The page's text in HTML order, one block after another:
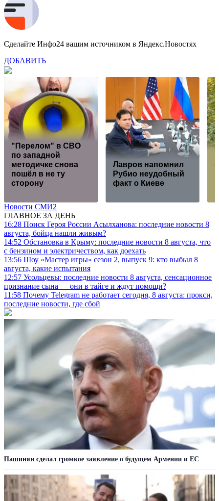
Сделайте Инфо24 вашим источником в Яндекс.Новостях
ДОБАВИТЬ
"Перелом" в СВО
по западной
методичке снова
пошёл в не ту
сторону
Лавров напомнил
Рубио неудобный
факт о Киеве
Новости СМИ2
ГЛАВНОЕ ЗА ДЕНЬ
16:28 Поиск Героя России Асылханова: последние новости 8
августа, бойца нашли живым?
14:52 Обстановка в Крыму: последние новости 8 августа, что
с бензином и электричеством, как доехать
13:56 Шоу «Мастер игры» сезон 2, выпуск 9: кто выбыл 8
августа, какие испытания
12:57 Усольцевы: последние новости 8 августа, сенсационное
признание сына — они в тайге и ждут помощи?
11:58 Почему Telegram не работает сегодня, 8 августа: прокси,
последние новости, где сбой
Пашинян сделал громкое заявление о будущем Армении и ЕС